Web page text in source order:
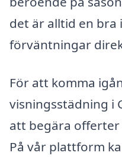
det är alltid en bra
förväntningar
För att komma
visningsstädning i
att begära
På vår plattform